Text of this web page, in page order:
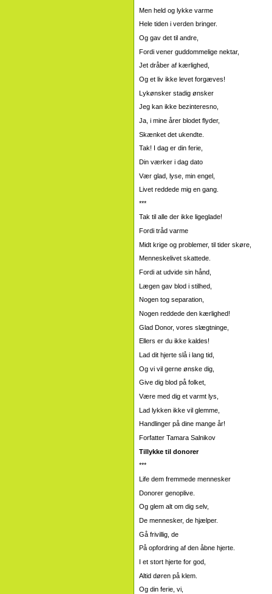
Men held og lykke varme
Hele tiden i verden bringer.
Og gav det til andre,
Fordi vener guddommelige nektar,
Jet dråber af kærlighed,
Og et liv ikke levet forgæves!
Lykønsker stadig ønsker
Jeg kan ikke bezinteresno,
Ja, i mine årer blodet flyder,
Skænket det ukendte.
Tak! I dag er din ferie,
Din værker i dag dato
Vær glad, lyse, min engel,
Livet reddede mig en gang.
***
Tak til alle der ikke ligeglade!
Fordi tråd varme
Midt krige og problemer, til tider skøre,
Menneskelivet skattede.
Fordi at udvide sin hånd,
Lægen gav blod i stilhed,
Nogen tog separation,
Nogen reddede den kærlighed!
Glad Donor, vores slægtninge,
Ellers er du ikke kaldes!
Lad dit hjerte slå i lang tid,
Og vi vil gerne ønske dig,
Give dig blod på folket,
Være med dig et varmt lys,
Lad lykken ikke vil glemme,
Handlinger på dine mange år!
Forfatter Tamara Salnikov
Tillykke til donorer
***
Life dem fremmede mennesker
Donorer genoplive.
Og glem alt om dig selv,
De mennesker, de hjælper.
Gå frivillig, de
På opfordring af den åbne hjerte.
I et stort hjerte for god,
Altid døren på klem.
Og din ferie, vi,